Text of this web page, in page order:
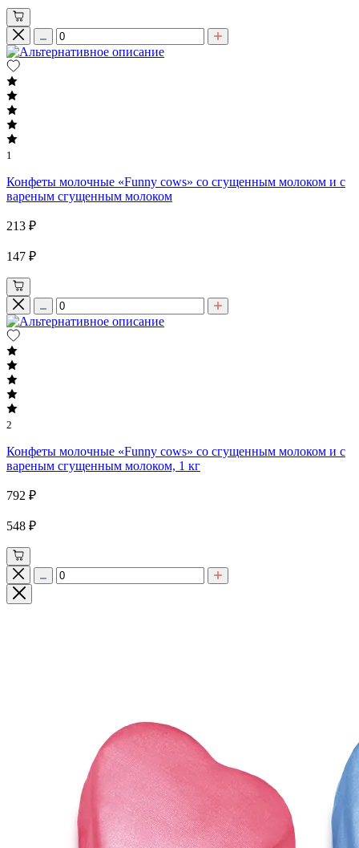
1
Конфеты молочные «Funny cows» со сгущенным молоком и с
вареным сгущенным молоком
213 ₽
147 ₽
2
Конфеты молочные «Funny cows» со сгущенным молоком и с
вареным сгущенным молоком, 1 кг
792 ₽
548 ₽